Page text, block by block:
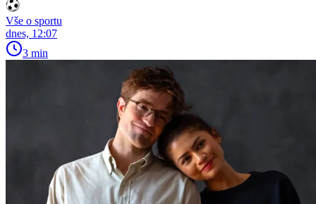
Vše o sportu
dnes, 12:07
3 min